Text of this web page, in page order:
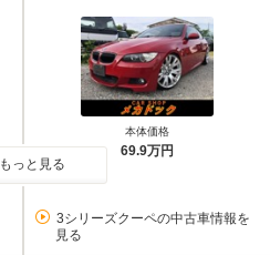
本体価格
69.9万円
もっと見る
3シリーズクーペの中古車情報を
見る